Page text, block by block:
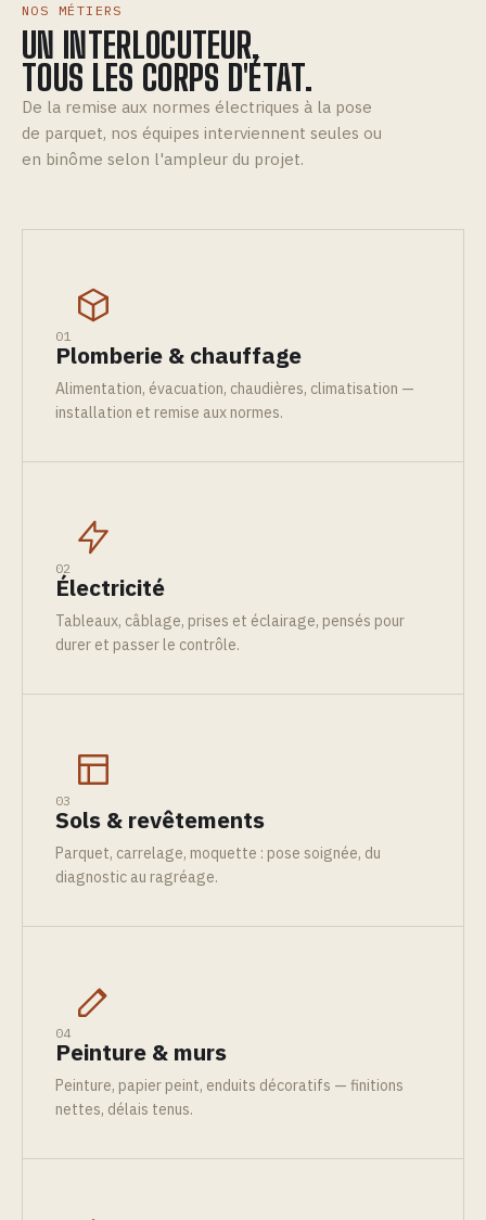
NOS MÉTIERS
UN INTERLOCUTEUR,
TOUS LES CORPS D'ÉTAT.
De la remise aux normes électriques à la pose
de parquet, nos équipes interviennent seules ou
en binôme selon l'ampleur du projet.
01
Plomberie & chauffage
Alimentation, évacuation, chaudières, climatisation —
installation et remise aux normes.
02
Électricité
Tableaux, câblage, prises et éclairage, pensés pour
durer et passer le contrôle.
03
Sols & revêtements
Parquet, carrelage, moquette : pose soignée, du
diagnostic au ragréage.
04
Peinture & murs
Peinture, papier peint, enduits décoratifs — finitions
nettes, délais tenus.